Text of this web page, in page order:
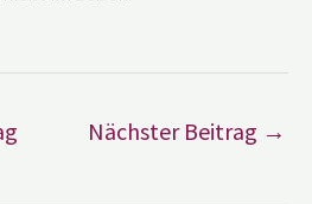
Nächster Beitrag →